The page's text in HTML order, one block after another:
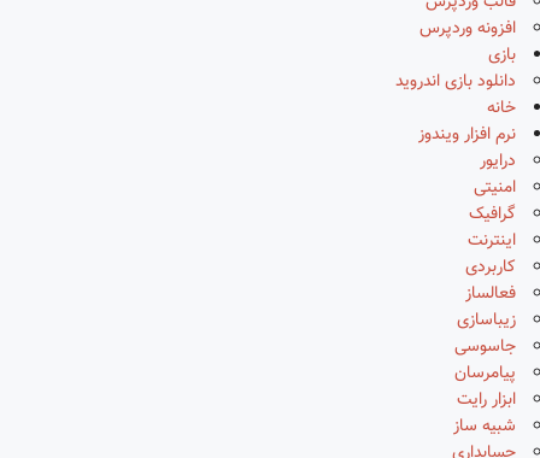
افزونه وردپرس
بازی
دانلود بازی اندروید
خانه
نرم افزار ویندوز
درایور
امنیتی
گرافیک
اینترنت
کاربردی
فعالساز
زیباسازی
جاسوسی
پیامرسان
ابزار رایت
شبیه ساز